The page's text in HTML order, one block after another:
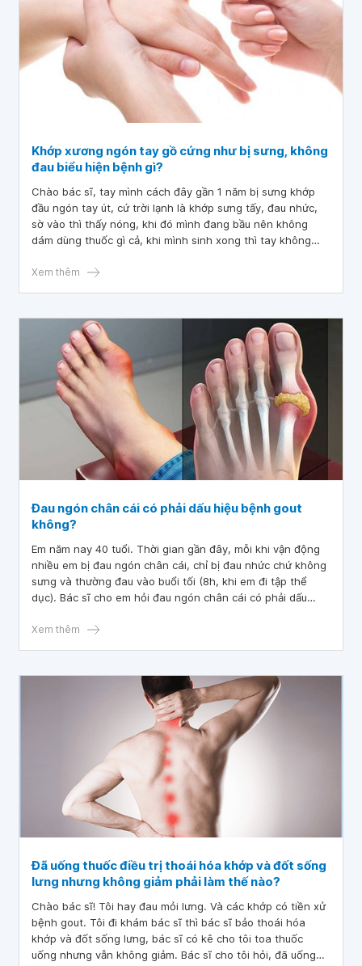
Khớp xương ngón tay gồ cứng như bị sưng, không
đau biểu hiện bệnh gì?
Chào bác sĩ, tay mình cách đây gần 1 năm bị sưng khớp
đầu ngón tay út, cứ trời lạnh là khớp sưng tấy, đau nhức,
sờ vào thì thấy nóng, khi đó mình đang bầu nên không
dám dùng thuốc gì cả, khi mình sinh xong thì tay không
không về như ban đầu được. Hiện giờ tay mình không phải
cứng như bị sưng. Bác sĩ cho mình hỏi mình bị bệnh gì và
phương pháp chữa trị thế nào ạ? Hiện tại mình đang nuôi
con nhỏ 2 tháng tuổi và bé bú mẹ ạ, mình cảm ơn bác sĩ!
Xem thêm
Đau ngón chân cái có phải dấu hiệu bệnh gout
không?
Em năm nay 40 tuổi. Thời gian gần đây, mỗi khi vận động
nhiều em bị đau ngón chân cái, chỉ bị đau nhức chứ không
sưng và thường đau vào buổi tối (8h, khi em đi tập thể
dục). Bác sĩ cho em hỏi đau ngón chân cái có phải dấu
cảm ơn.
Xem thêm
Đã uống thuốc điều trị thoái hóa khớp và đốt sống
lưng nhưng không giảm phải làm thế nào?
Chào bác sĩ! Tôi hay đau mỏi lưng. Và các khớp có tiền xử
bệnh gout. Tôi đi khám bác sĩ thì bác sĩ bảo thoái hóa
khớp và đốt sống lưng, bác sĩ có kê cho tôi toa thuốc
uống nhưng vẫn không giảm. Bác sĩ cho tôi hỏi, đã uống